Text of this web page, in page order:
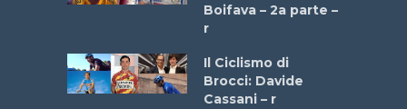
Boifava – 2a parte –
r
Il Ciclismo di
Brocci: Davide
Cassani – r